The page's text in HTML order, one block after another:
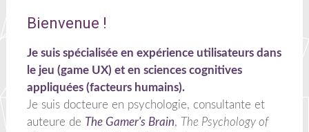
l'article
Bienvenue !
Je suis spécialisée en expérience utilisateurs dans
le jeu (game UX) et en sciences cognitives
appliquées (facteurs humains).
Je suis docteure en psychologie, consultante et
auteure de The Gamer's Brain, The Psychology of